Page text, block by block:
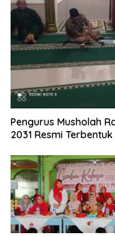
Pengurus Musholah
2031 Resmi Terbentuk